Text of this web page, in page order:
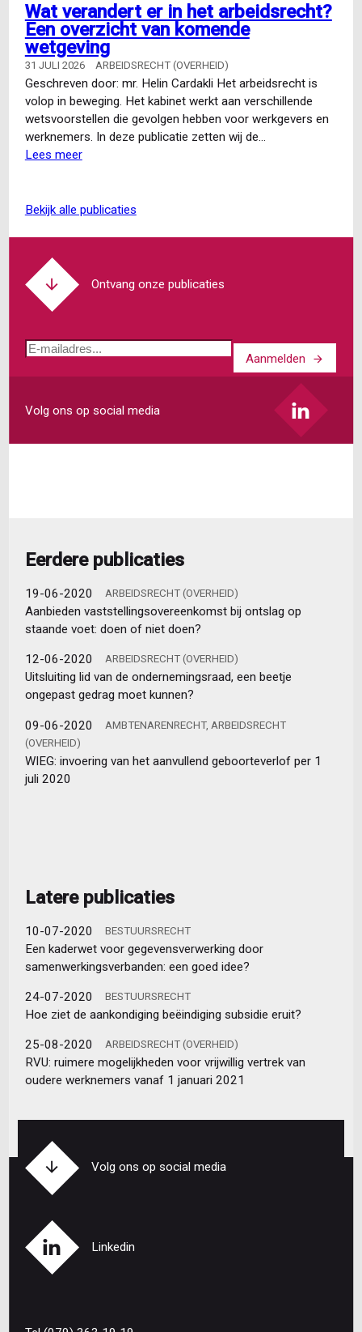
A-
G
Snijders:
dispositieschade
en
de
‘derde
stap’
van
Wat verandert er in het arbeidsrecht?
Een overzicht van komende
wetgeving
31 JULI 2026 ARBEIDSRECHT (OVERHEID)
Geschreven door: mr. Helin Cardakli Het arbeidsrecht is
volop in beweging. Het kabinet werkt aan verschillende
wetsvoorstellen die gevolgen hebben voor werkgevers en
werknemers. In deze publicatie zetten wij de…
Lees meerover
er
Een
wetgeving
bekijk alle publicaties
Ontvang onze publicaties
E-
Aanmelden
Volg ons op social media
Eerdere publicaties
19-06-2020 ARBEIDSRECHT (OVERHEID)
Aanbieden vaststellingsovereenkomst bij ontslag op
staande voet: doen of niet doen?
12-06-2020 ARBEIDSRECHT (OVERHEID)
Uitsluiting lid van de ondernemingsraad, een beetje
ongepast gedrag moet kunnen?
09-06-2020
AMBTENARENRECHT, ARBEIDSRECHT
(OVERHEID)
WIEG: invoering van het aanvullend geboorteverlof per 1
juli 2020
Latere publicaties
10-07-2020 BESTUURSRECHT
Een kaderwet voor gegevensverwerking door
samenwerkingsverbanden: een goed idee?
24-07-2020 BESTUURSRECHT
Hoe ziet de aankondiging beëindiging subsidie eruit?
25-08-2020 ARBEIDSRECHT (OVERHEID)
RVU: ruimere mogelijkheden voor vrijwillig vertrek van
oudere werknemers vanaf 1 januari 2021
Volg ons op social media
Linkedin